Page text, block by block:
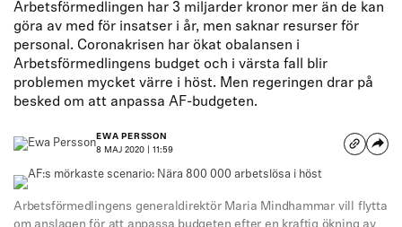
Arbetsförmedlingen har 3 miljarder kronor mer än de kan
göra av med för insatser i år, men saknar resurser för
personal. Coronakrisen har ökat obalansen i
Arbetsförmedlingens budget och i värsta fall blir
problemen mycket värre i höst. Men regeringen drar på
besked om att anpassa AF-budgeten.
EWA PERSSON
8 MAJ 2020 | 11:59
Arbetsförmedlingens generaldirektör Maria Mindhammar vill flytta